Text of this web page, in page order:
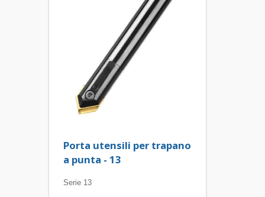
Porta utensili per trapano
a punta - 13
Serie 13